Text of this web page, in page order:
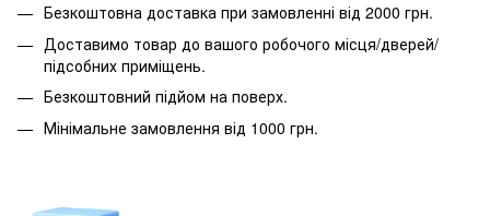
Безкоштовна доставка при замовленні від 2000 грн.
Доставимо товар до вашого робочого місця/дверей/
підсобних приміщень.
Безкоштовний підйом на поверх.
Мінімальне замовлення від 1000 грн.